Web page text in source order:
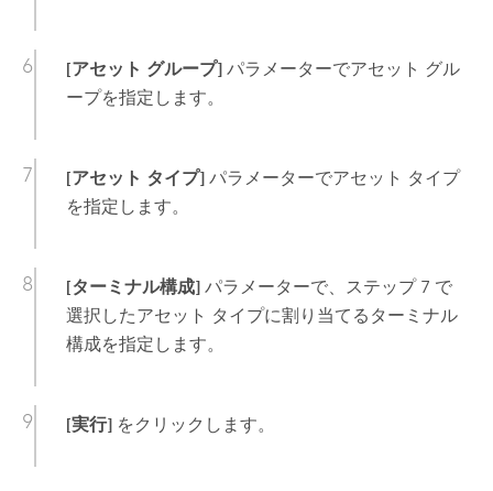
[アセット グループ]パラメーターでアセット グル
ープを指定します。
[アセット タイプ]パラメーターでアセット タイプ
を指定します。
[ターミナル構成]パラメーターで、ステップ 7 で
選択したアセット タイプに割り当てるターミナル
構成を指定します。
[実行]をクリックします。